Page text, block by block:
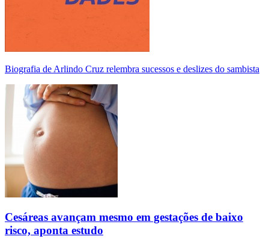
Biografia de Arlindo Cruz relembra sucessos e deslizes do sambista
Cesáreas avançam mesmo em gestações de baixo
risco, aponta estudo